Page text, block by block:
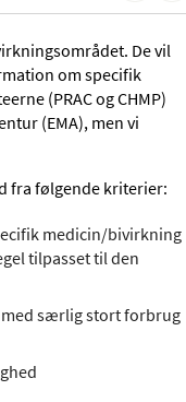
De vil
om specifik
(PRAC og CHMP)
(EMA), men vi
fra følgende kriterier:
medicin/bivirkning
tilpasset til den
særlig stort forbrug